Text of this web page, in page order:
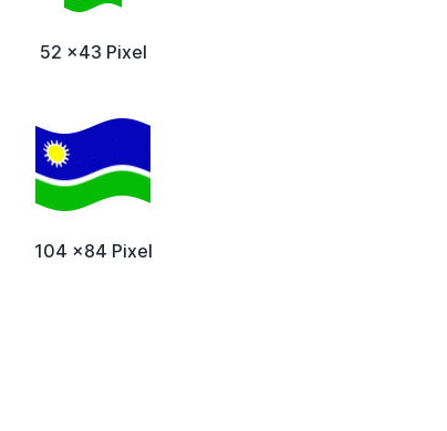
52 x43 Pixel
104 x84 Pixel